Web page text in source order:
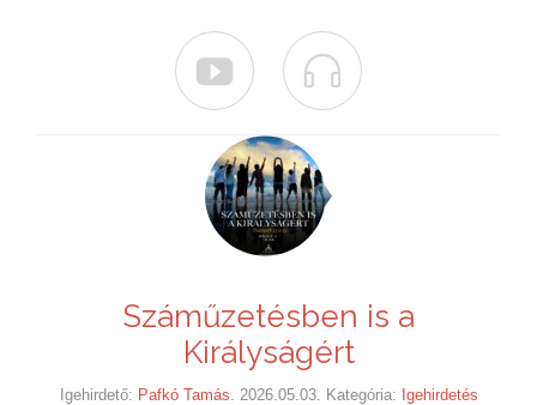
 
Száműzetésben is a
Királyságért
Igehirdető: Pafkó Tamás . 2026.05.03. Kategória: Igehirdetés